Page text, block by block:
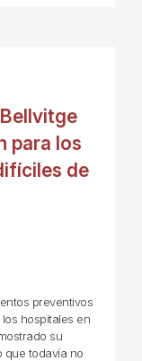
para los
de
preventivos
hospitales en
su
que todavía no